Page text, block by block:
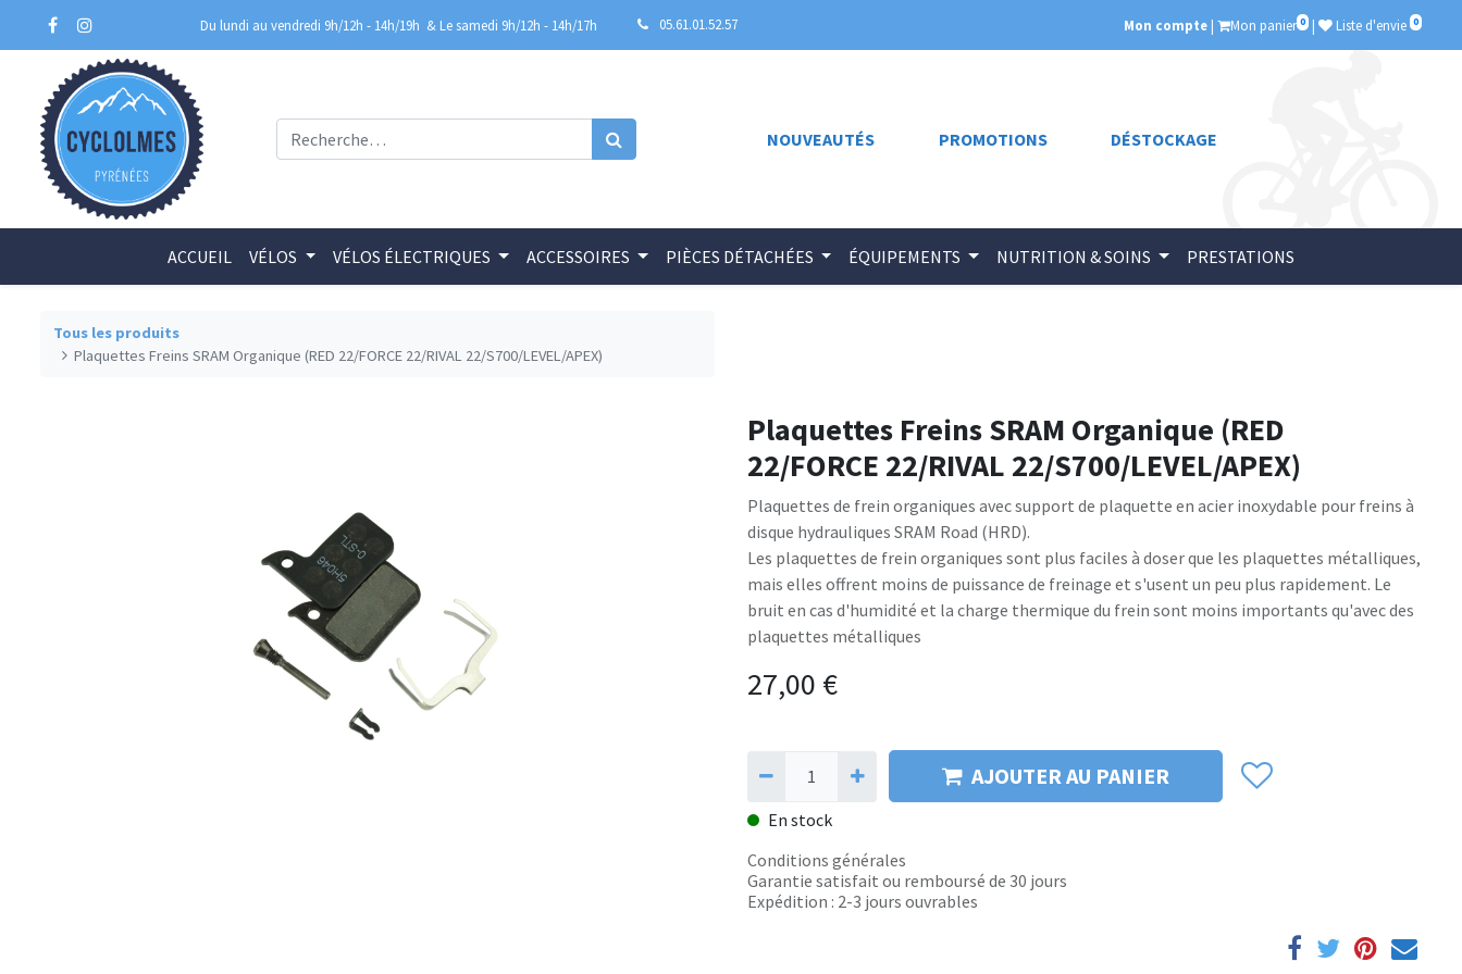
Du lundi au vendredi 9h/12h - 14h/19h & Le samedi 9h/12h - 14h/17h 05.61.01.52.57 Mon compte | Mon panier 0 | Liste d'envie 0
NOUVEAUTÉS PROMOTIONS DÉSTOCKAGE
ACCUEIL VÉLOS VÉLOS ÉLECTRIQUES ACCESSOIRES PIÈCES DÉTACHÉES ÉQUIPEMENTS NUTRITION & SOINS PRESTATIONS
Tous les produits
Plaquettes Freins SRAM Organique (RED 22/FORCE 22/RIVAL 22/S700/LEVEL/APEX)
Plaquettes Freins SRAM Organique (RED
22/FORCE 22/RIVAL 22/S700/LEVEL/APEX)
Plaquettes de frein organiques avec support de plaquette en acier inoxydable pour freins à
disque hydrauliques SRAM Road (HRD).
Les plaquettes de frein organiques sont plus faciles à doser que les plaquettes métalliques,
mais elles offrent moins de puissance de freinage et s'usent un peu plus rapidement. Le
bruit en cas d'humidité et la charge thermique du frein sont moins importants qu'avec des
plaquettes métalliques
27,00 €
AJOUTER AU PANIER
En stock
Conditions générales
Garantie satisfait ou remboursé de 30 jours
Expédition : 2-3 jours ouvrables